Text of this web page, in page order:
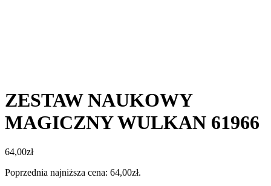
ZESTAW NAUKOWY
MAGICZNY WULKAN 61966
64,00zł
Poprzednia najniższa cena: 64,00zł.